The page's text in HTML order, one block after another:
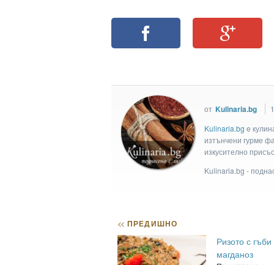
от Kulinaria.bg
Kulinaria.bg e
изтънчени гурме
изкусително
Kulinaria.bg -
<< ПРЕДИШНО
Ризото с гъби
магданоз